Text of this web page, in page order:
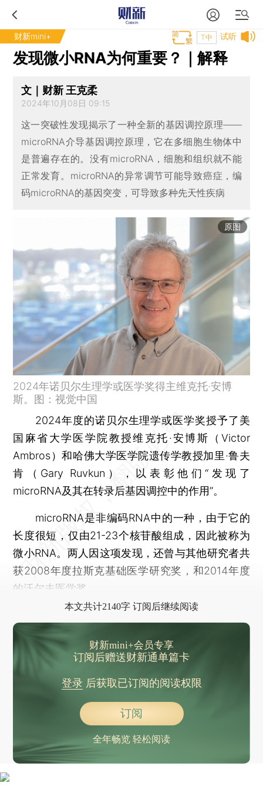
财新mini+ 试听
T中
发现微小RNA为何重要？｜解释
文｜财新 王克柔
2024年10月08日 09:15
这一突破性发现揭示了一种全新的基因调控原理——
microRNA介导基因调控原理，它在多细胞生物体中
是普遍存在的。没有microRNA，细胞和组织就不能
正常发育。microRNA的异常调节可能导致癌症，编
码microRNA的基因突变，可导致多种先天性疾病
原图
2024年诺贝尔生理学或医学奖得主维克托·安博
斯。图：视觉中国
2024年度的诺贝尔生理学或医学奖授予了美
国麻省大学医学院教授维克托·安博斯（Victor
Ambros）和哈佛大学医学院遗传学教授加里·鲁夫
肯（Gary Ruvkun），以表彰他们“发现了
microRNA及其在转录后基因调控中的作用”。
microRNA是非编码RNA中的一种，由于它的
长度很短，仅由21-23个核苷酸组成，因此被称为
微小RNA。两人因这项发现，还曾与其他研究者共
获2008年度拉斯克基础医学研究奖，和2014年度
的沃尔夫医学奖。
本文共计2140字 订阅后继续阅读
财新mini+会员专享
订阅后赠送财新通单篇卡
登录后获取已订阅的阅读权限
订阅
全年畅览 轻松阅读